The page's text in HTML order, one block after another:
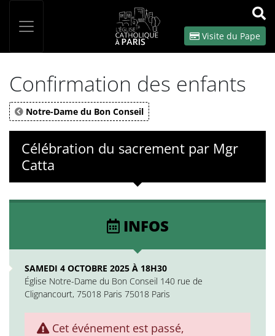
OK
Visite du Pape
Confirmation des enfants
Notre-Dame du Bon Conseil
Célébration du sacrement par Mgr
Catta
INFOS
SAMEDI 4 OCTOBRE 2025 À 18H30
Église Notre-Dame du Bon Conseil 140 rue de
Clignancourt, 75018 Paris 75018 Paris
Cet événement est passé,
Panneau de gestion des cookies